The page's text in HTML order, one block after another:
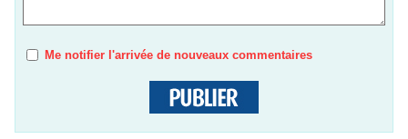
Me notifier l'arrivée de nouveaux commentaires